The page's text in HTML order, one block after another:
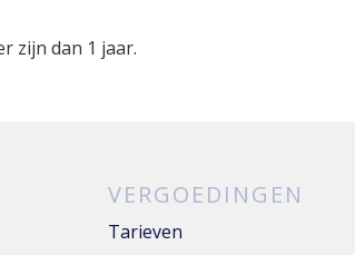
zijn dan 1 jaar.
VERGOEDINGEN
Tarieven